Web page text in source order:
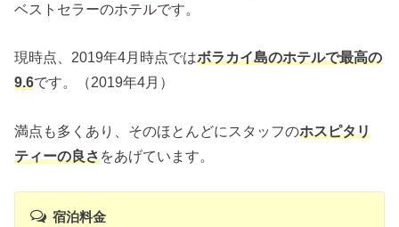
ベストセラーのホテルです。
現時点、2019年4月時点ではボラカイ島のホテルで最高の
9.6です。（2019年4月）
満点も多くあり、そのほとんどにスタッフのホスピタリ
ティーの良さをあげています。
宿泊料金